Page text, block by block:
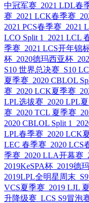
中冠军赛 2021 LDL春
赛 2021 LCK春季赛
2021 PCS春季赛 2021
LCO Split 1
2021 LCL
季赛 2021 LCS开年锦
杯 2020德玛西亚杯
S10 世界总决赛 S10
夏季赛 2020 CBLOL
赛 2020 LCK夏季赛
LPL选拔赛 2020 LPL
赛 2020 TCL 夏季赛
2020 CBLOL Split 1
LPL春季赛 2020 LCK
LEC 春季赛 2020 LCS
季赛 2020 LLA开幕赛
2019KeSPA杯 2019德
2019LPL全明星周末
VCS夏季赛 2019 LJL
升降级赛 LCS S9冒泡